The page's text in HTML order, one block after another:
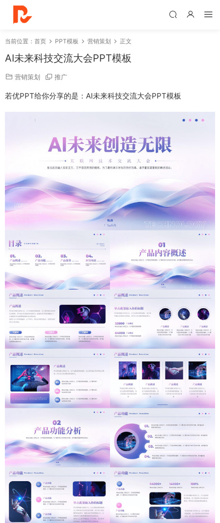
当前位置： 首页 PPT模板 营销策划 正文
AI未来科技交流大会PPT模板
营销策划 推广
若优PPT给你分享的是：AI未来科技交流大会PPT模板